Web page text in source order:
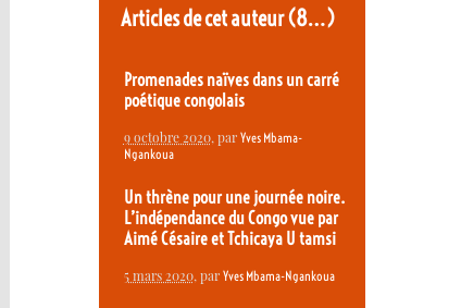
Articles de cet auteur(8…)
Promenades naïves dans un carré
poétique congolais
9 octobre 2020, par Yves Mbama-
Ngankoua
Un thrène pour une journée noire.
L’indépendance du Congo vue par
Aimé Césaire et Tchicaya U tamsi
5 mars 2020, par Yves Mbama-Ngankoua